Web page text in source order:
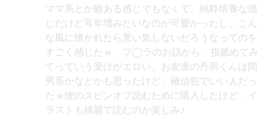
ママ系とか癖ある感じでもなくて、純粋培養な感
じだけど耳年増みたいなのが可愛かったし、こん
な風に懐かれたら悪い気しないだろうなってのを
すごく感じたｗ フ◯ラのお話から、指舐めてみ
てっていう受けがエロい。お友達の丹羽くんは間
男系かなとかも思ったけど、確信犯でいい人だっ
たｗ彼のスピンオフ読むために購入したけど、イ
ラストも綺麗で読むのが楽しみ♪